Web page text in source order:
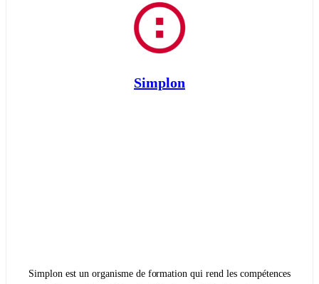
Simplon
Simplon est un organisme de formation qui rend les compétences